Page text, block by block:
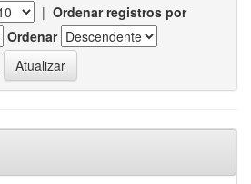
| Ordenar registros por
Ordenar